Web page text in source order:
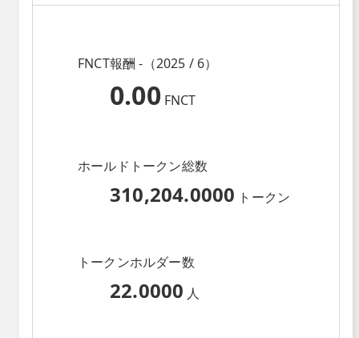
FNCT報酬 -（2025 / 6）
0.00 FNCT
ホールドトークン総数
310,204.0000 トークン
トークンホルダー数
22.0000 人